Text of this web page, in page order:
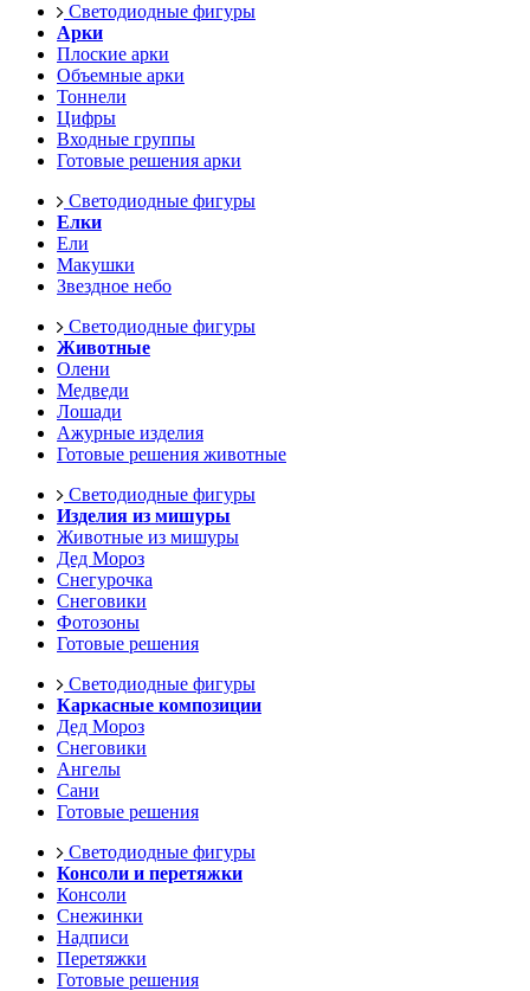
Светодиодные фигуры
Арки
Плоские арки
Объемные арки
Тоннели
Цифры
Входные группы
Готовые решения арки
Светодиодные фигуры
Елки
Ели
Макушки
Звездное небо
Светодиодные фигуры
Животные
Олени
Медведи
Лошади
Ажурные изделия
Готовые решения животные
Светодиодные фигуры
Изделия из мишуры
Животные из мишуры
Дед Мороз
Снегурочка
Снеговики
Фотозоны
Готовые решения
Светодиодные фигуры
Каркасные композиции
Дед Мороз
Снеговики
Ангелы
Сани
Готовые решения
Светодиодные фигуры
Консоли и перетяжки
Консоли
Снежинки
Надписи
Перетяжки
Готовые решения